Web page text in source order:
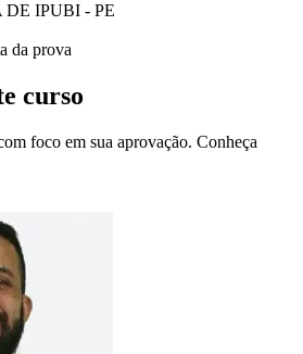
DE IPUBI - PE
da prova
curso
foco em sua aprovação. Conheça